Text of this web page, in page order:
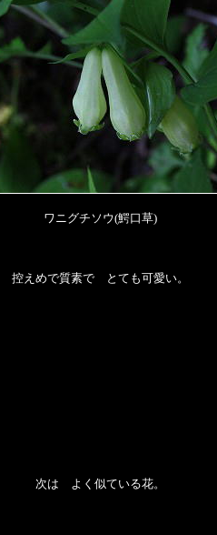
ワニグチソウ(鰐口草)
控えめで質素で とても可愛い。
次は よく似ている花。